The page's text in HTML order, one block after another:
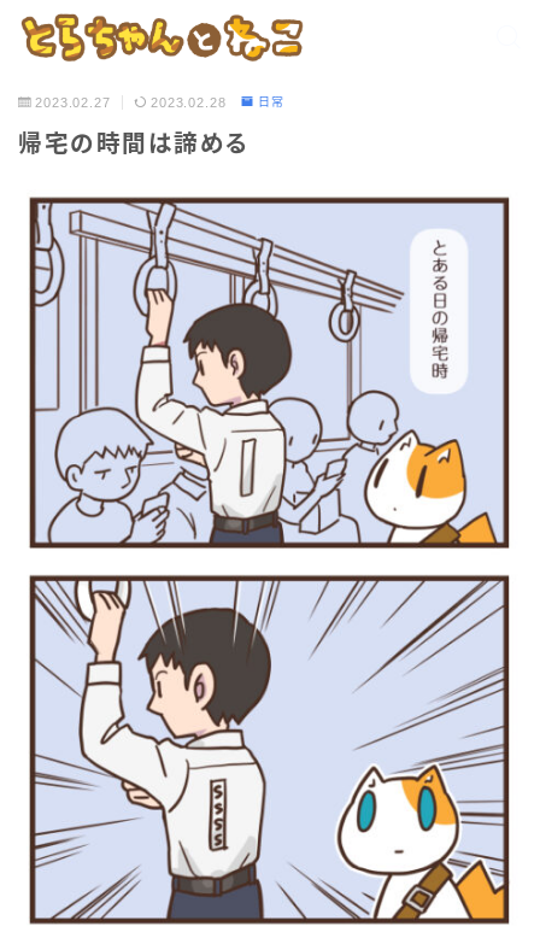
2023.02.27 2023.02.28 日常
帰宅の時間は諦める